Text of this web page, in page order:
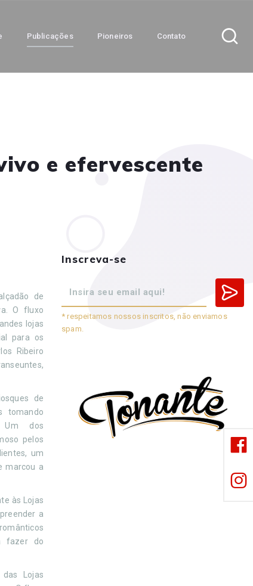
Publicações Pioneiros Contato
e efervescente
de
O fluxo
lojas
para os
Ribeiro
de
tomando
Um dos
pelos
um
marcou a
às Lojas
a
fazer do
Lojas
Inscreva-se
* respeitamos nossos inscritos, não enviamos
spam.